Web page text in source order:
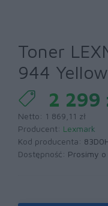
Toner
944
2 299
Netto: 1 869,11 zł
Producent: Lexmark
Kod producenta:
Dostępność: Prosimy